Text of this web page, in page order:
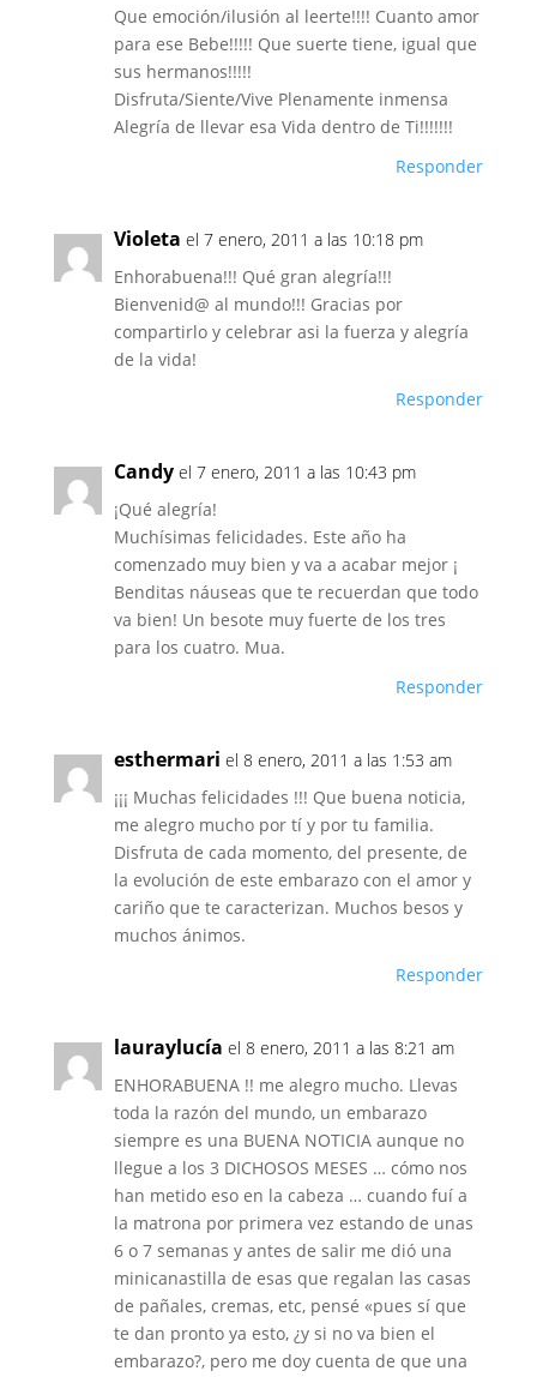
Que emoción/ilusión al leerte!!!! Cuanto amor
para ese Bebe!!!!! Que suerte tiene, igual que
sus hermanos!!!!!
Disfruta/Siente/Vive Plenamente inmensa
Alegría de llevar esa Vida dentro de Ti!!!!!!!
Responder
Violeta el 7 enero, 2011 a las 10:18 pm
Enhorabuena!!! Qué gran alegría!!!
Bienvenid@ al mundo!!! Gracias por
compartirlo y celebrar asi la fuerza y alegría
de la vida!
Responder
Candy el 7 enero, 2011 a las 10:43 pm
¡Qué alegría!
Muchísimas felicidades. Este año ha
comenzado muy bien y va a acabar mejor ¡
Benditas náuseas que te recuerdan que todo
va bien! Un besote muy fuerte de los tres
para los cuatro. Mua.
Responder
esthermari el 8 enero, 2011 a las 1:53 am
¡¡¡ Muchas felicidades !!! Que buena noticia,
me alegro mucho por tí y por tu familia.
Disfruta de cada momento, del presente, de
la evolución de este embarazo con el amor y
cariño que te caracterizan. Muchos besos y
muchos ánimos.
Responder
lauraylucía el 8 enero, 2011 a las 8:21 am
ENHORABUENA !! me alegro mucho. Llevas
toda la razón del mundo, un embarazo
siempre es una BUENA NOTICIA aunque no
llegue a los 3 DICHOSOS MESES … cómo nos
han metido eso en la cabeza … cuando fuí a
la matrona por primera vez estando de unas
6 o 7 semanas y antes de salir me dió una
minicanastilla de esas que regalan las casas
de pañales, cremas, etc, pensé «pues sí que
te dan pronto ya esto, ¿y si no va bien el
embarazo?, pero me doy cuenta de que una